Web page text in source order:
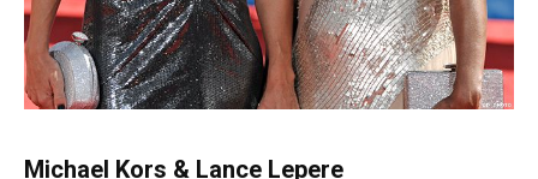
Michael Kors & Lance Lepere